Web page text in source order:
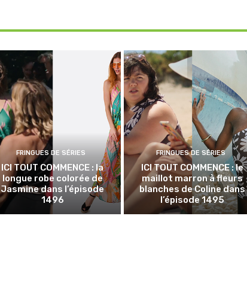
FRINGUES DE SÉRIES
ICI TOUT COMMENCE : la
longue robe colorée de
Jasmine dans l’épisode
1496
FRINGUES DE SÉRIES
ICI TOUT COMMENCE : le
maillot marron à fleurs
blanches de Coline dans
l’épisode 1495